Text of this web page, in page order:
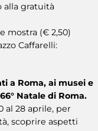
alla gratuità
mostra (€ 2,50)
Caffarelli:
a Roma, ai musei e
Natale di Roma.
al 28 aprile, per
scoprire aspetti